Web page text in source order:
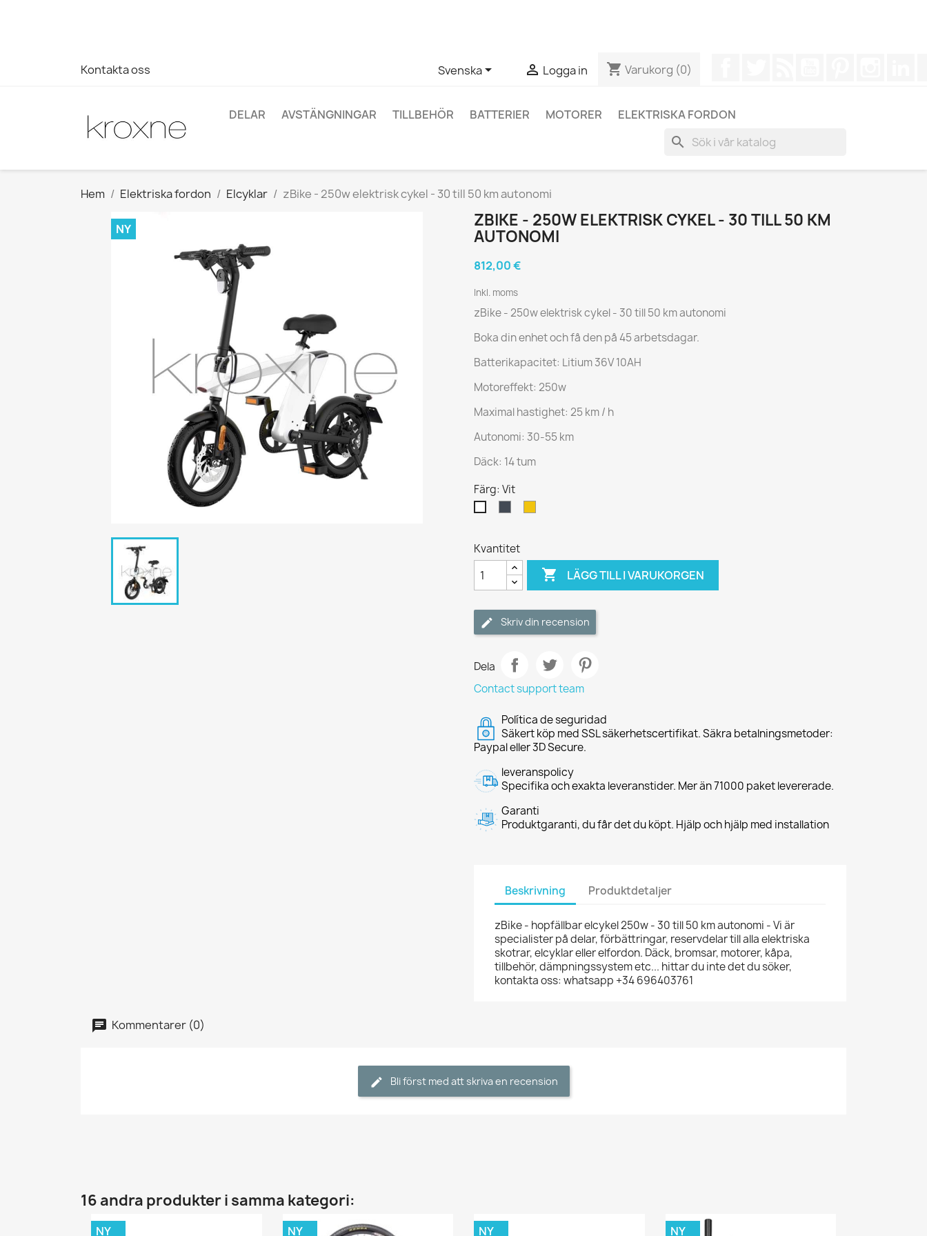
Kontakta oss Svenska  Logga in shopping_cart Varukorg (0)
DELAR AVSTÄNGNINGAR TILLBEHÖR BATTERIER MOTORER ELEKTRISKA FORDON
search
Hem Elektriska fordon Elcyklar zBike - 250w elektrisk cykel - 30 till 50 km autonomi
NY
ZBIKE - 250W ELEKTRISK CYKEL - 30 TILL 50 KM
AUTONOMI
812,00 €
Inkl. moms
zBike - 250w elektrisk cykel - 30 till 50 km autonomi
Boka din enhet och få den på 45 arbetsdagar.
Batterikapacitet: Litium 36V 10AH
Motoreffekt: 250w
Maximal hastighet: 25 km / h
Autonomi: 30-55 km
Däck: 14 tum
Färg: Vit
Kvantitet
 LÄGG TILL I VARUKORGEN
Skriv din recension
Dela
Contact support team
Política de seguridad
Säkert köp med SSL säkerhetscertifikat. Säkra betalningsmetoder:
Paypal eller 3D Secure.
leveranspolicy
Specifika och exakta leveranstider. Mer än 71000 paket levererade.
Garanti
Produktgaranti, du får det du köpt. Hjälp och hjälp med installation
Beskrivning Produktdetaljer
zBike - hopfällbar elcykel 250w - 30 till 50 km autonomi - Vi är
specialister på delar, förbättringar, reservdelar till alla elektriska
skotrar, elcyklar eller elfordon. Däck, bromsar, motorer, kåpa,
tillbehör, dämpningssystem etc... hittar du inte det du söker,
kontakta oss: whatsapp +34 696403761
Kommentarer (0)
Bli först med att skriva en recension
16 andra produkter i samma kategori:
NY NY NY NY